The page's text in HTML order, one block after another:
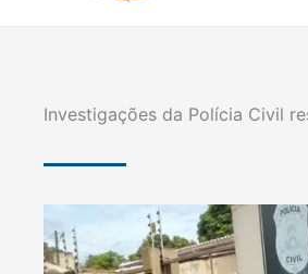
Investigações da Polícia Civil